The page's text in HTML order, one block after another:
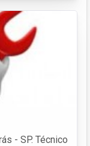
- SP. Técnico